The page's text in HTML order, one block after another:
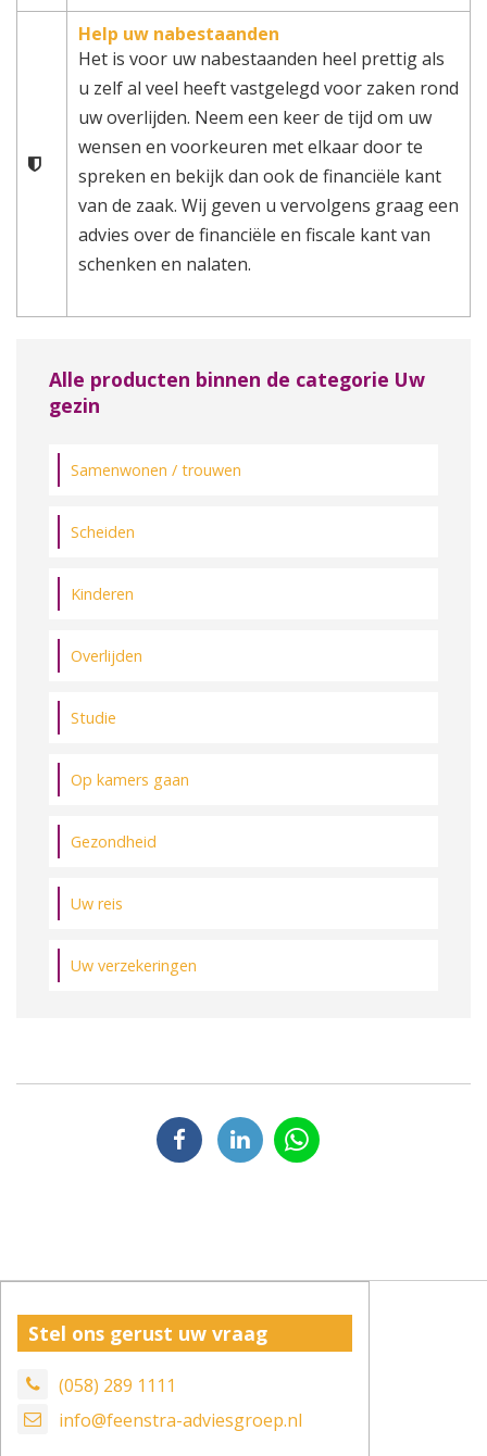
Help uw nabestaanden
Het is voor uw nabestaanden heel prettig als
u zelf al veel heeft vastgelegd voor zaken rond
uw overlijden. Neem een keer de tijd om uw
wensen en voorkeuren met elkaar door te
spreken en bekijk dan ook de financiële kant
van de zaak. Wij geven u vervolgens graag een
advies over de financiële en fiscale kant van
schenken en nalaten.
Alle producten binnen de categorie Uw
gezin
Samenwonen / trouwen
Scheiden
Kinderen
Overlijden
Studie
Op kamers gaan
Gezondheid
Uw reis
Uw verzekeringen
Stel ons gerust uw vraag
(058) 289 1111
info@feenstra-adviesgroep.nl